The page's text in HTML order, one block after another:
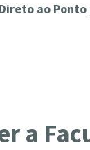
ao Ponto
a